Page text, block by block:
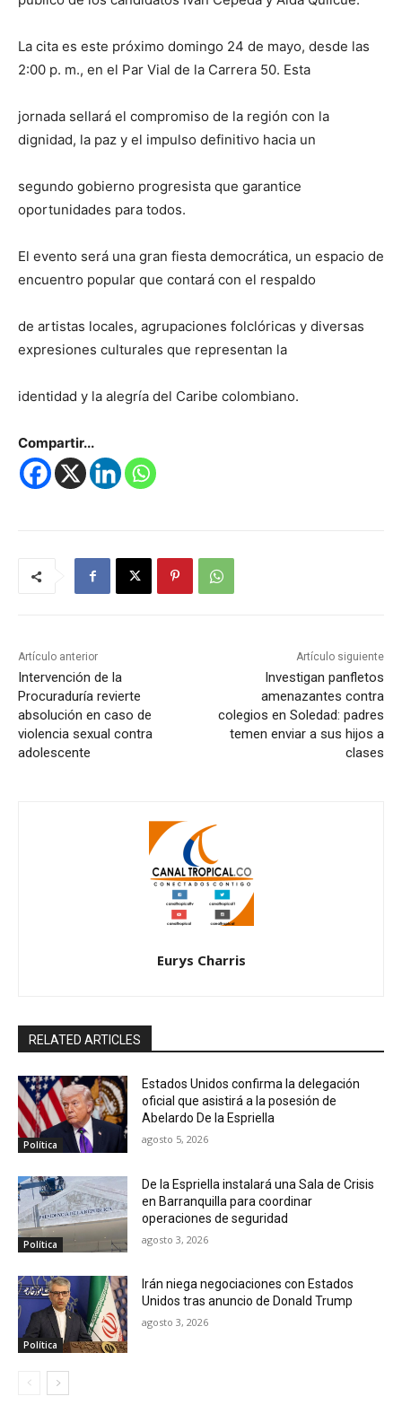
La cita es este próximo domingo 24 de mayo, desde las
2:00 p. m., en el Par Vial de la Carrera 50. Esta
jornada sellará el compromiso de la región con la
dignidad, la paz y el impulso definitivo hacia un
segundo gobierno progresista que garantice
oportunidades para todos.
El evento será una gran fiesta democrática, un espacio de
encuentro popular que contará con el respaldo
de artistas locales, agrupaciones folclóricas y diversas
expresiones culturales que representan la
identidad y la alegría del Caribe colombiano.
Compartir...
Artículo anterior
Intervención de la
Procuraduría revierte
absolución en caso de
violencia sexual contra
adolescente
Artículo siguiente
Investigan panfletos
amenazantes contra
colegios en Soledad: padres
temen enviar a sus hijos a
clases
Eurys Charris
RELATED ARTICLES
Política
Estados Unidos confirma la delegación
oficial que asistirá a la posesión de
Abelardo De la Espriella
agosto 5, 2026
Política
De la Espriella instalará una Sala de Crisis
en Barranquilla para coordinar
operaciones de seguridad
agosto 3, 2026
Política
Irán niega negociaciones con Estados
Unidos tras anuncio de Donald Trump
agosto 3, 2026